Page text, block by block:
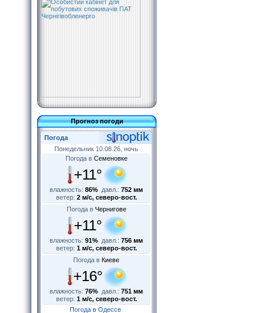
Прогноз погоди
Погода
Понедельник 10.08.26, ночь
Погода в Семеновке
+11°
влажность: 86% давл.: 752 мм
ветер: 2 м/с, северо-вост.
Погода в Чернигове
+11°
влажность: 91% давл.: 756 мм
ветер: 1 м/с, северо-вост.
Погода в Киеве
+16°
влажность: 76% давл.: 751 мм
ветер: 1 м/с, северо-вост.
Погода в Одессе